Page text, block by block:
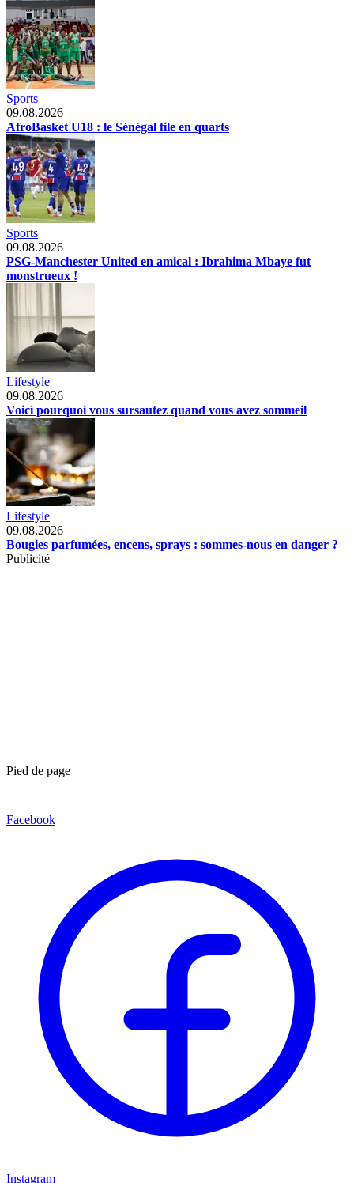
Sports
09.08.2026
AfroBasket U18 : le Sénégal file en quarts
Sports
09.08.2026
PSG-Manchester United en amical : Ibrahima Mbaye fut
monstrueux !
Lifestyle
09.08.2026
Voici pourquoi vous sursautez quand vous avez sommeil
Lifestyle
09.08.2026
Bougies parfumées, encens, sprays : sommes-nous en danger ?
Publicité
Pied de page
Facebook
Instagram